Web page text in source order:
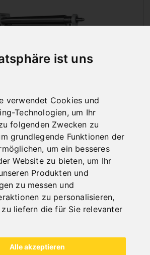
ist uns
verwendet Cookies und
Technologien, um Ihr
folgenden Zwecken zu
grundlegende Funktionen der
, um ein besseres
Website zu bieten, um Ihr
Produkten und
zu messen und
zu personalisieren,
zu liefern die für Sie relevanter
Alle akzeptieren
3-WALZEN-